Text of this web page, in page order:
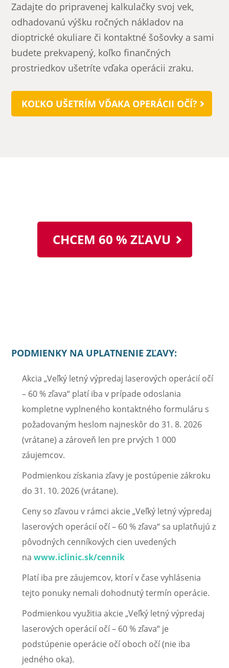
Zadajte do pripravenej kalkulačky svoj vek,
odhadovanú výšku ročných nákladov na
dioptrické okuliare či kontaktné šošovky a sami
budete prekvapený, koľko finančných
prostriedkov ušetríte vďaka operácii zraku.
KOĽKO UŠETRÍM VĎAKA OPERÁCII OČÍ?
CHCEM 60 % ZĽAVU
PODMIENKY NA UPLATNENIE ZĽAVY:
Akcia „Veľký letný výpredaj laserových operácií očí
– 60 % zľava“ platí iba v prípade odoslania
kompletne vyplneného kontaktného formuláru s
požadovaným heslom najneskôr do 31. 8. 2026
(vrátane) a zároveň len pre prvých 1 000
záujemcov.
Podmienkou získania zľavy je postúpenie zákroku
do 31. 10. 2026 (vrátane).
Ceny so zľavou v rámci akcie „Veľký letný výpredaj
laserových operácií očí – 60 % zľava“ sa uplatňujú z
pôvodných cenníkových cien uvedených
nawww.iclinic.sk/cennik
Platí iba pre záujemcov, ktorí v čase vyhlásenia
tejto ponuky nemali dohodnutý termín operácie.
Podmienkou využitia akcie „Veľký letný výpredaj
laserových operácií očí – 60 % zľava“ je
podstúpenie operácie očí oboch očí (nie iba
jedného oka).